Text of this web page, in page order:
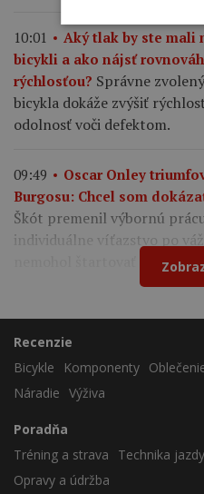
10:01
Aký tlak by ste mali
bicykli a ako nájsť
rýchlosťou? Správne
bicykla dokáže zvýšiť
odolnosť voči defektom.
09:49
Oscar Onley
Burgosu: Chcel som
Škót premenil výbornú
individuálne víťazstvo po
nemohol štartovať na Tour
Recenzie
Bicykle
Komponenty
Náradie Výživa
Poradňa
Tréning a strava
Technika jazdy
Opravy a údržba